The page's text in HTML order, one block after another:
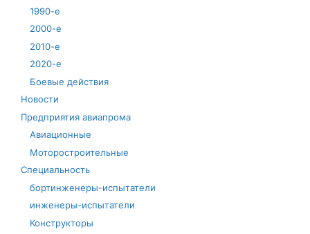
1990-е
2000-е
2010-е
2020-е
Боевые действия
Новости
Предприятия авиапрома
Авиационные
Моторостроительные
Специальность
бортинженеры-испытатели
инженеры-испытатели
Конструкторы